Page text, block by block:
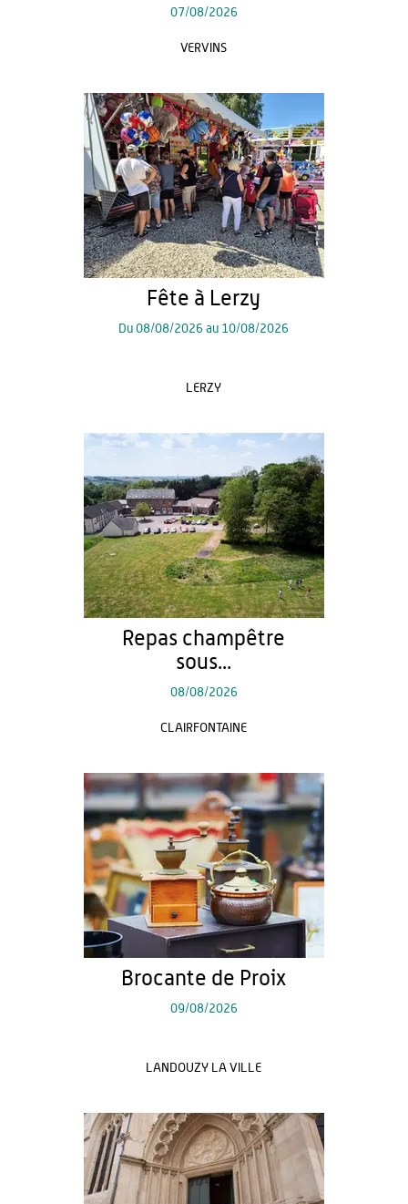
07/08/2026
VERVINS
Fête à Lerzy
Du08/08/2026 au 10/08/2026
LERZY
Repas champêtre
sous...
08/08/2026
CLAIRFONTAINE
Brocante de Proix
09/08/2026
LANDOUZY LA VILLE